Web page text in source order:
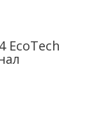
EcoTech